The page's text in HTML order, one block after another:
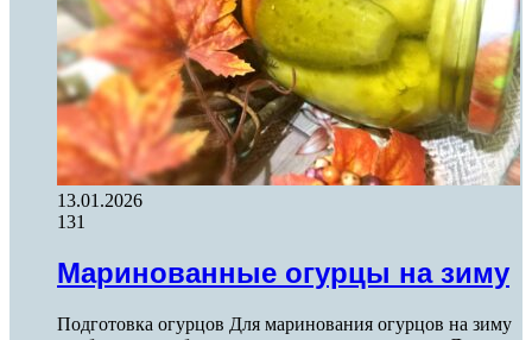
13.01.2026
131
Маринованные огурцы на зиму
Подготовка огурцов Для маринования огурцов на зиму